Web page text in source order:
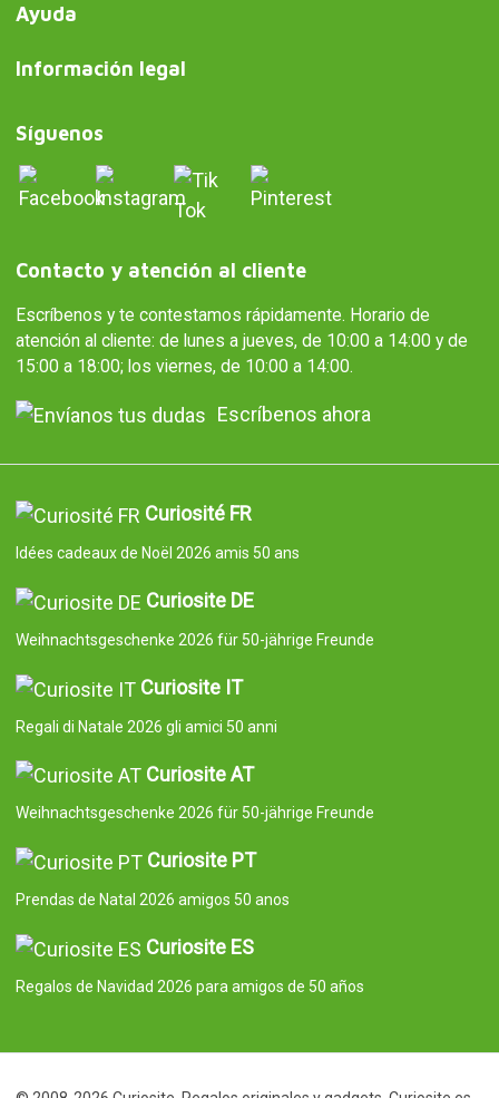
Ayuda
Información legal
Síguenos
Contacto y atención al cliente
Escríbenos y te contestamos rápidamente. Horario de
atención al cliente: de lunes a jueves, de 10:00 a 14:00 y de
15:00 a 18:00; los viernes, de 10:00 a 14:00.
Escríbenos ahora
Curiosité FR
Idées cadeaux de Noël 2026 amis 50 ans
Curiosite DE
Weihnachtsgeschenke 2026 für 50-jährige Freunde
Curiosite IT
Regali di Natale 2026 gli amici 50 anni
Curiosite AT
Weihnachtsgeschenke 2026 für 50-jährige Freunde
Curiosite PT
Prendas de Natal 2026 amigos 50 anos
Curiosite ES
Regalos de Navidad 2026 para amigos de 50 años